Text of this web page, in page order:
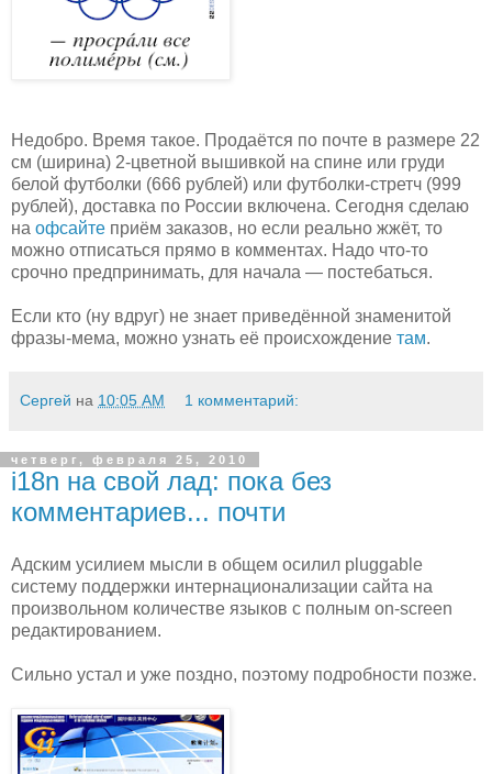
Недобро. Время такое. Продаётся по почте в размере 22
см (ширина) 2-цветной вышивкой на спине или груди
белой футболки (666 рублей) или футболки-стретч (999
рублей), доставка по России включена. Сегодня сделаю
на офсайте приём заказов, но если реально жжёт, то
можно отписаться прямо в комментах. Надо что-то
срочно предпринимать, для начала — постебаться.
Если кто (ну вдруг) не знает приведённой знаменитой
фразы-мема, можно узнать её происхождение там.
Сергей на 10:05 AM 1 комментарий:
четверг, февраля 25, 2010
i18n на свой лад: пока без
комментариев... почти
Адским усилием мысли в общем осилил pluggable
систему поддержки интернационализации сайта на
произвольном количестве языков с полным on-screen
редактированием.
Сильно устал и уже поздно, поэтому подробности позже.